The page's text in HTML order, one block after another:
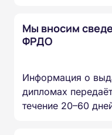
Мы вносим
ФРДО
Информация о
дипломах
течение 20–60